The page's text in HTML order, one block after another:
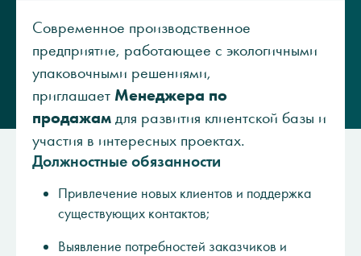
Современное производственное
предприятие, работающее с экологичными
упаковочными решениями,
приглашает Менеджера по
продажам для развития клиентской базы и
участия в интересных проектах.
Должностные обязанности
Привлечение новых клиентов и поддержка
существующих контактов;
Выявление потребностей заказчиков и